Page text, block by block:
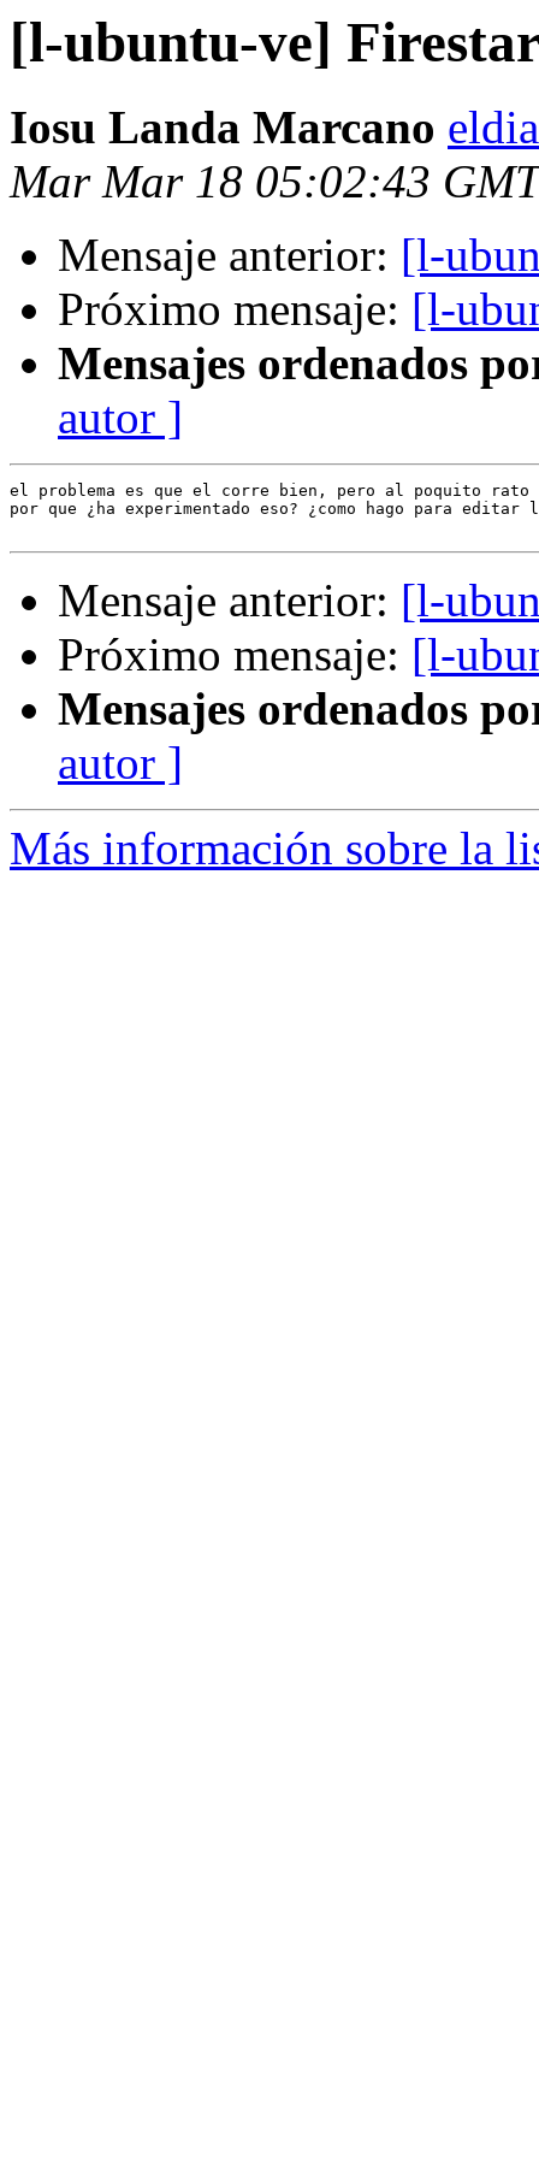
[l-ubuntu-ve]
Iosu Landa Marcano
Mar Mar 18 05:02:43
Mensaje anterior: [l-
Próximo mensaje: [l-
Mensajes ordenados
autor ]
el problema es que el corre bien, pero al poquito rato
por que ¿ha experimentado eso? ¿como hago para editar
Mensaje anterior: [l-
Próximo mensaje: [l-
Mensajes ordenados
autor ]
Más información sobre la